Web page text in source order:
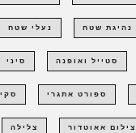
נהיגת שטח נעלי שטח
סטייל ואופנה סיני
ספורט אתגרי
צילום אאוטדור צלילה